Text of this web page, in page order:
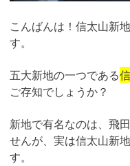
こんばんは！信太山新
す。
五大新地の一つである
ご存知でしょうか？
新地で有名なのは、飛
せんが、実は信太山新
す。